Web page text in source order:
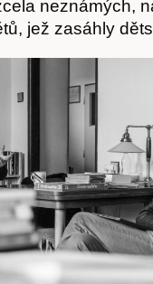
neznámých,
jež zasáhly